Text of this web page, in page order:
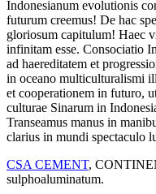
Indonesianum evolutionis
futurum creemus! De hac
gloriosum capitulum! Haec
infinitam esse. Consociatio
ad haereditatem et
in oceano multiculturalismi
et cooperationem in futuro,
culturae Sinarum in
Transeamus manus in
clarius in mundi spectaculo
CSA CEMENT,
sulphoaluminatum.